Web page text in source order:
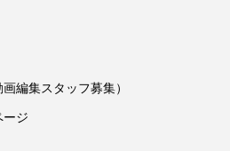
編集スタッフ募集）
ージ